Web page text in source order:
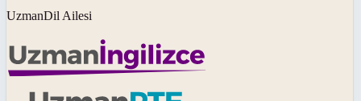
UzmanDil Ailesi